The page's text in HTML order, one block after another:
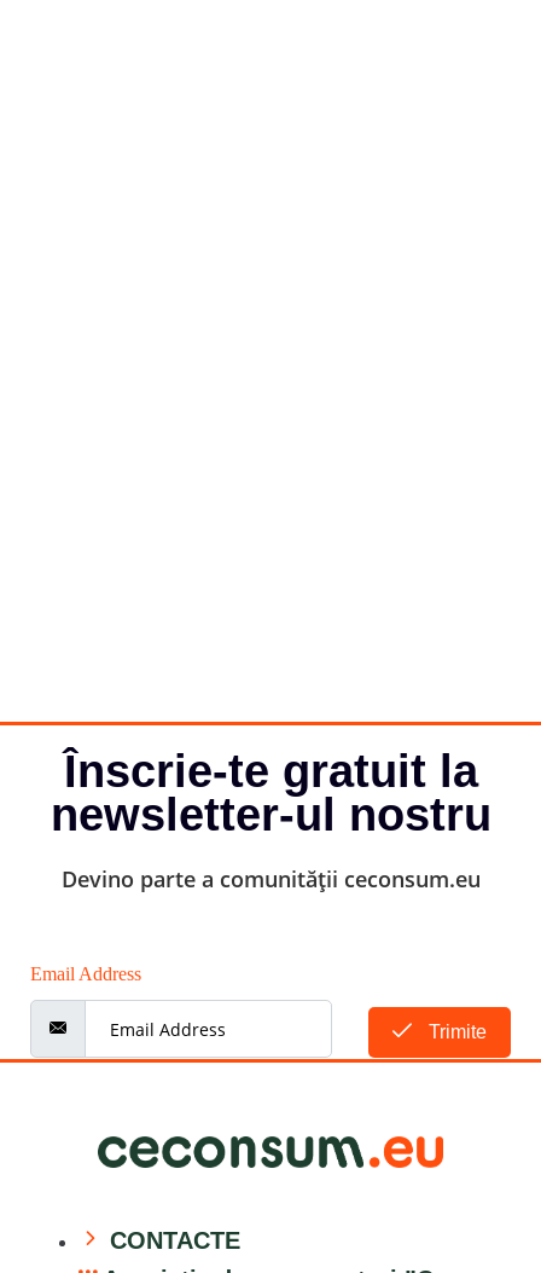
Înscrie-te gratuit la
newsletter-ul nostru
Devino parte a comunității ceconsum.eu
Email Address
Trimite
CONTACTE